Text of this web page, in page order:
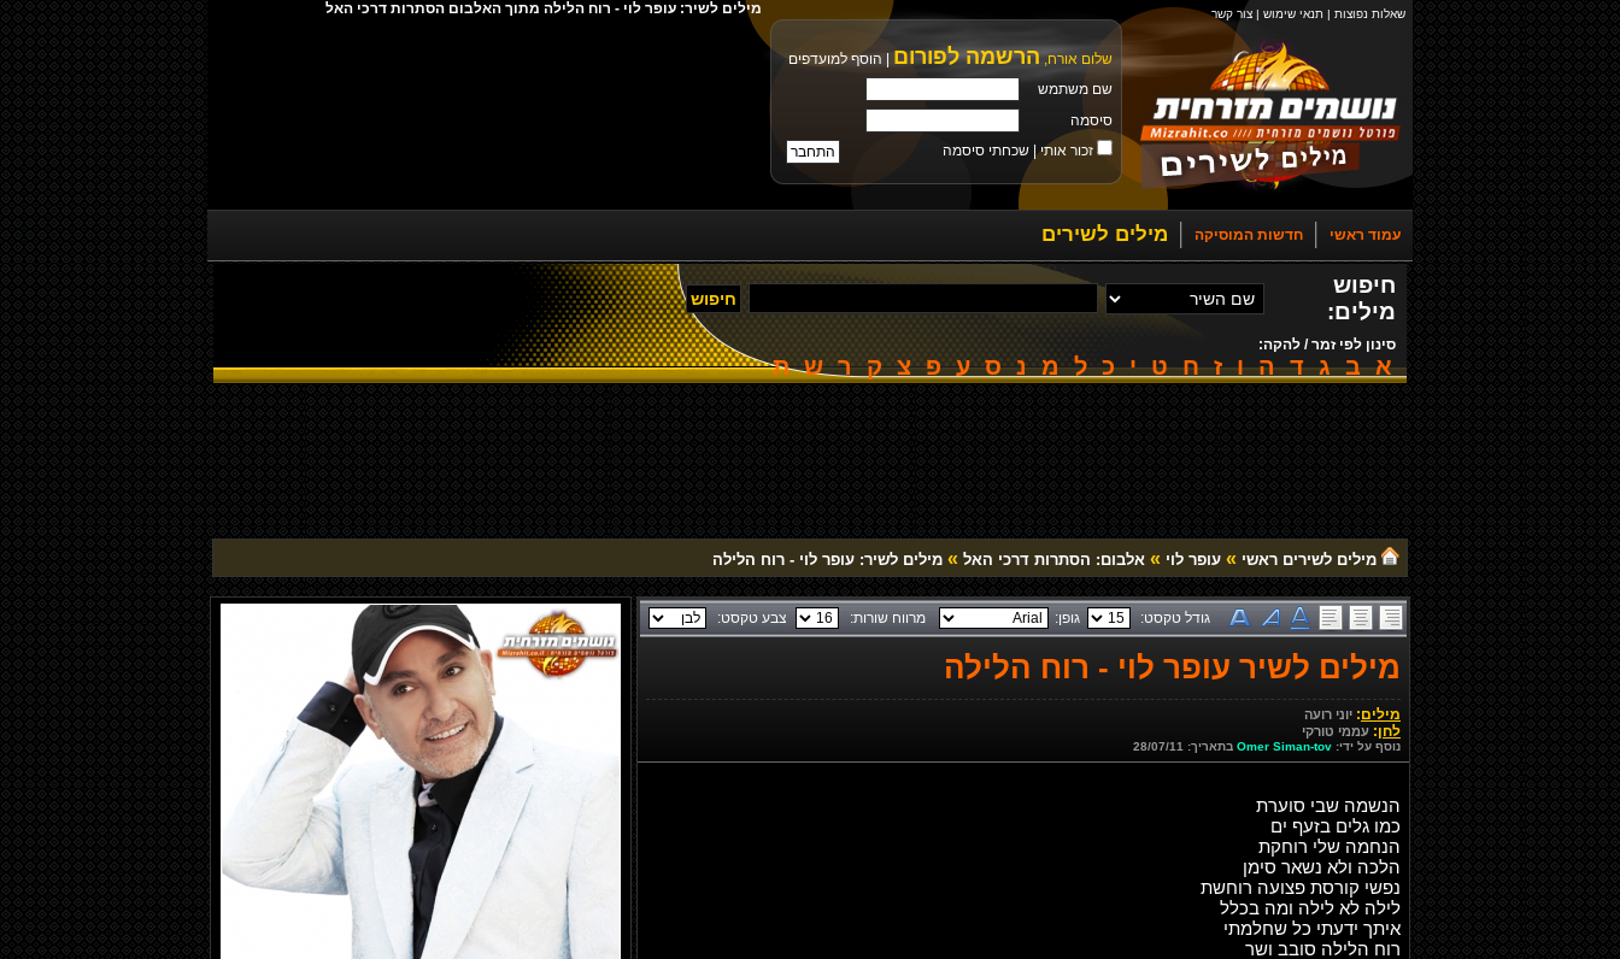
שאלות נפוצות | תנאי שימוש | צור קשר
שלום אורח, הרשמה לפורום
הוסף למועדפים
שם משתמש
סיסמה
זכור אותי |שכחתי סיסמה
מילים לשיר: עופר לוי - רוח הלילה מתוך האלבום הסתרות דרכי האל
עמוד ראשי חדשות המוסיקה מילים לשירים
חיפוש
מילים:
סינון לפי זמר / להקה:
א ב ג ד ה ו ז ח ט י כ ל מ נ ס ע פ צ ק ר ש ת
מילים לשירים ראשי » עופר לוי » אלבום: הסתרות דרכי האל » מילים לשיר: עופר לוי - רוח הלילה
גודל טקסט: גופן: מרווח שורות: צבע טקסט:
מילים לשיר עופר לוי - רוח הלילה
מילים: יוני רועה
לחן: עממי טורקי
נוסף על ידי: Omer Siman-tov בתאריך: 28/07/11
הנשמה שבי סוערת
כמו גלים בזעף ים
הנחמה שלי רוחקת
הלכה ולא נשאר סימן
נפשי קורסת פצועה רוחשת
לילה לא לילה ומה בכלל
איתך ידעתי כל שחלמתי
רוח הלילה סובב ושר